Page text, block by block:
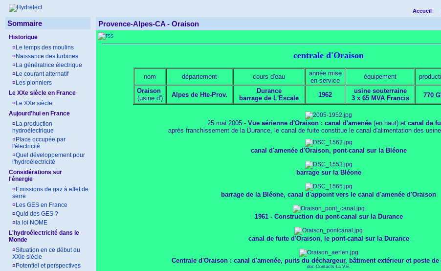
Accueil
Sommaire
Historique
¤ Le temps des moulins
¤ Naissance des turbines
¤ La génératrice électrique
¤ Le courant alternatif
¤ Les pionniers
Le XXe siècle en France
¤ Le XXe siècle
Aujourd'hui en France
¤ La production
hydroélectrique
¤ Place occupée par
l'électricité
¤Quel développement pour
l'hydroélectricité
Considérations sur
l'énergie
¤ Emissions de gaz à effet de
serre
¤ Les GES en France
¤Quid des GES ?
¤ la loi NOME
L'hydroélectricité dans le
Monde
¤Situation en ce début du
XXIe siècle
¤ Potentiel et perspectives
Provence-Alpes-CA - Oraison
centrale d'Oraison
nom département cours d'eau
année mise
en service
équipement
Oraison
(usine d')
Alpes de Hte-Prov.
Durance
barrage de L'Escale
1962
usine souterraine
3 x 65 MVA Francis
770
25 mai 2005- Vue aérienne d'Oraison : canal d'amenée (en haut) et canal de
après franchissement de la Durance, le canal de fuite constitue le canal d'alimentation des
canal d'amenée d'Oraison, pont-canal sur la Bléone
barrage sur la Bléone
barrage de la Bléone, canal d'appoint vers le canal d'amenée d'Oraison
1961 - Construction du pont-canal sur la Durance
canal de fuite d'Oraison, le pont-canal sur la Durance
Centrale d'Oraison : canal d'amenée, puits du déchargeur, bâtiment extérieur et poste
doc.Contacts-La V.E.